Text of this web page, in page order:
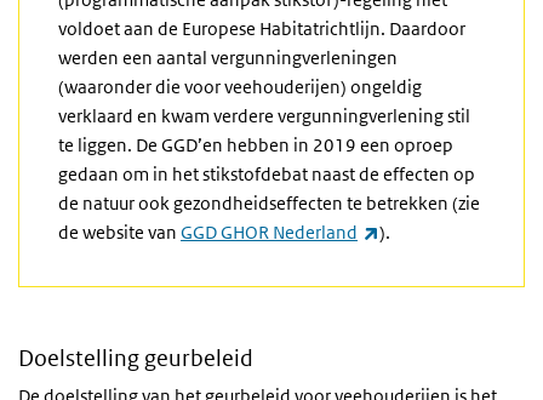
voldoet aan de Europese Habitatrichtlijn. Daardoor
werden een aantal vergunningverleningen
(waaronder die voor veehouderijen) ongeldig
verklaard en kwam verdere vergunningverlening stil
te liggen. De GGD’en hebben in 2019 een oproep
gedaan om in het stikstofdebat naast de effecten op
de natuur ook gezondheidseffecten te betrekken (zie
de website van GGD GHOR Nederland (externe link)
).
Doelstelling geurbeleid